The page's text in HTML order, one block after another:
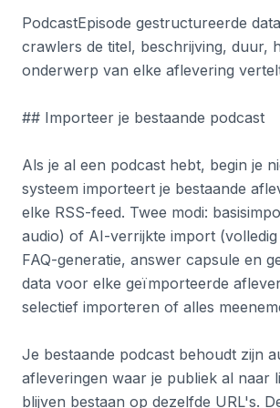
PodcastEpisode gestructureerde
crawlers de titel, beschrijving, duur,
onderwerp van elke aflevering
## Importeer je bestaande podcast
Als je al een podcast hebt, begin je
systeem importeert je bestaande
elke RSS-feed. Twee modi:
audio) of AI-verrijkte import
FAQ-generatie, answer capsule en
data voor elke geïmporteerde
selectief importeren of alles
Je bestaande podcast behoudt zijn
afleveringen waar je publiek al naar
blijven bestaan op dezelfde URL's.